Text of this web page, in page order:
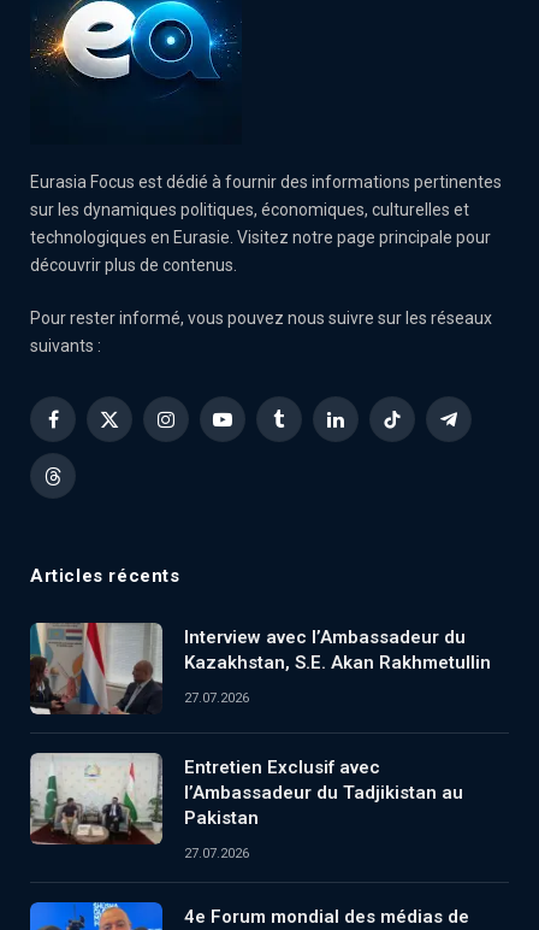
Eurasia Focus est dédié à fournir des informations pertinentes
sur les dynamiques politiques, économiques, culturelles et
technologiques en Eurasie. Visitez notre page principale pour
découvrir plus de contenus.
Pour rester informé, vous pouvez nous suivre sur les réseaux
suivants :
Facebook
X
InstagramYouTubeTumblrLinkedInTikTok Telegram
Threads
Articles récents
Interview avec l’Ambassadeur du
Kazakhstan, S.E. Akan Rakhmetullin
27.07.2026
Entretien Exclusif avec
l’Ambassadeur du Tadjikistan au
Pakistan
27.07.2026
4e Forum mondial des médias de